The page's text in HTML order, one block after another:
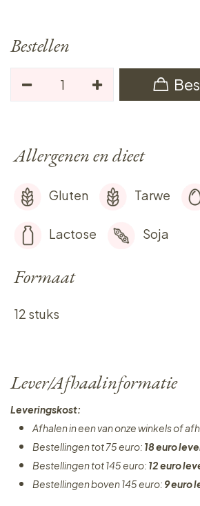
Bestellen
Allergenen en dieet
Gluten Tarwe
Lactose Soja
Formaat
12 stuks
Lever/Afhaalinformatie
Leveringskost:
Afhalen in een van onze winkels of
Bestellingen tot 75 euro: 18 euro
Bestellingen tot 145 euro: 12 euro
Bestellingen boven 145 euro: 9 euro